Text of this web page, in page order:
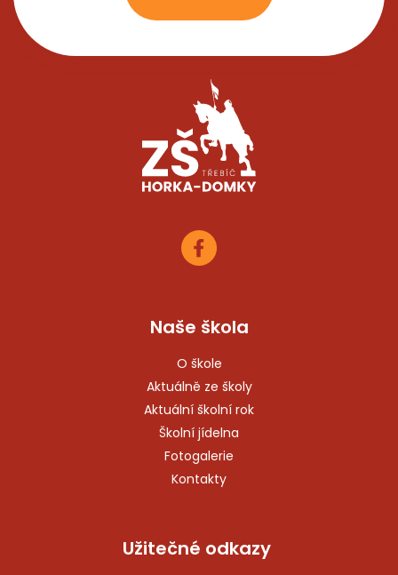
Naše škola
O škole
Aktuálně ze školy
Aktuální školní rok
Školní jídelna
Fotogalerie
Kontakty
Užitečné odkazy